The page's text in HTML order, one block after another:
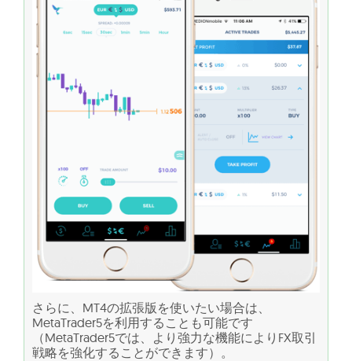
さらに、MT4の拡張版を使いたい場合は、
MetaTrader5を利用することも可能です
（MetaTrader5では、より強力な機能によりFX取引
戦略を強化することができます）。